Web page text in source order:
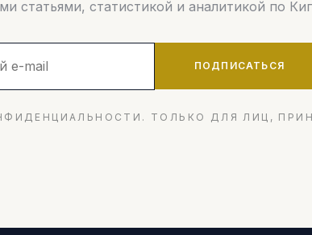
статьями, статистикой и аналитикой по
ПОДПИСАТЬСЯ
ТОЛЬКО ДЛЯ ЛИЦ,